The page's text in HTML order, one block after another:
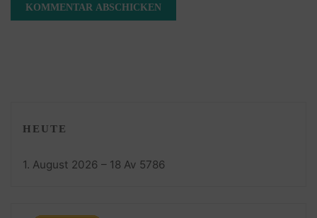
HEUTE
1. August 2026 – 18 Av 5786